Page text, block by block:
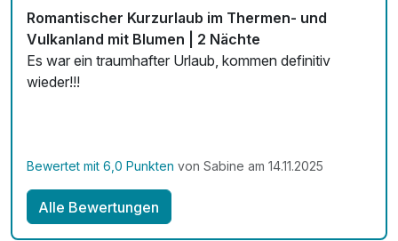
(C) Manuel Flor
Romantischer Kurzurlaub im Thermen- und
Vulkanland mit Blumen | 2 Nächte
Es war ein traumhafter Urlaub, kommen definitiv
wieder!!!
Bewertet mit 6,0 Punkten von Sabine am 14.11.2025
Alle Bewertungen